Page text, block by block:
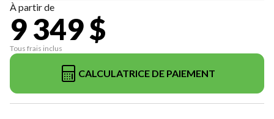
À partir de
9 349 $
Tous frais inclus
CALCULATRICE DE PAIEMENT